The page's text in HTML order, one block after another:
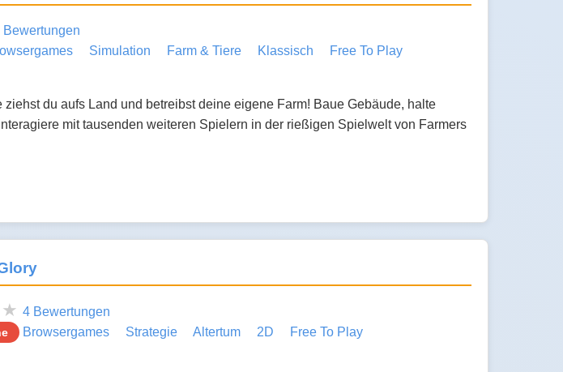
Bewertungen
Simulation Farm & Tiere Klassisch Free To Play
ziehst du aufs Land und betreibst deine eigene Farm! Baue Gebäude, halte
mit tausenden weiteren Spielern in der rießigen Spielwelt von Farmers
4 Bewertungen
Browsergames Strategie Altertum 2D Free To Play